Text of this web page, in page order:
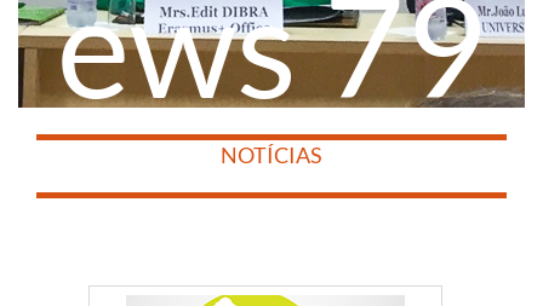
ews 79
​
NOTÍCIAS
​